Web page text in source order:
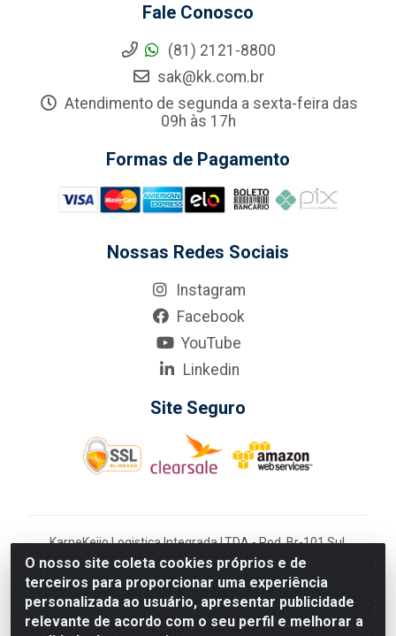
O nosso site coleta cookies próprios e de
terceiros para proporcionar uma experiência
personalizada ao usuário, apresentar publicidade
relevante de acordo com o seu perfil e melhorar a
Fale Conosco
(81) 2121-8800
sak@kk.com.br
Atendimento de segunda a sexta-feira das
09h às 17h
Formas de Pagamento
Nossas Redes Sociais
Instagram
Facebook
YouTube
Linkedin
Site Seguro
KarneKeijo Logistica Integrada LTDA - Rod. Br-101 Sul,
nº3700 - Barro, Recife/PE, 50900-400 CNPJ:
24.150.377/0001-95
Estados atendidos pela KarneKeijo: PE, PB e RN.